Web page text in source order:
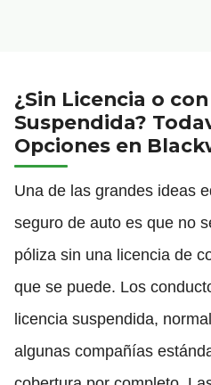
¿Sin Licencia o
Suspendida?
Opciones en
Una de las grandes ideas
seguro de auto es que no
póliza sin una licencia de
que se puede. Los
licencia suspendida,
algunas compañías